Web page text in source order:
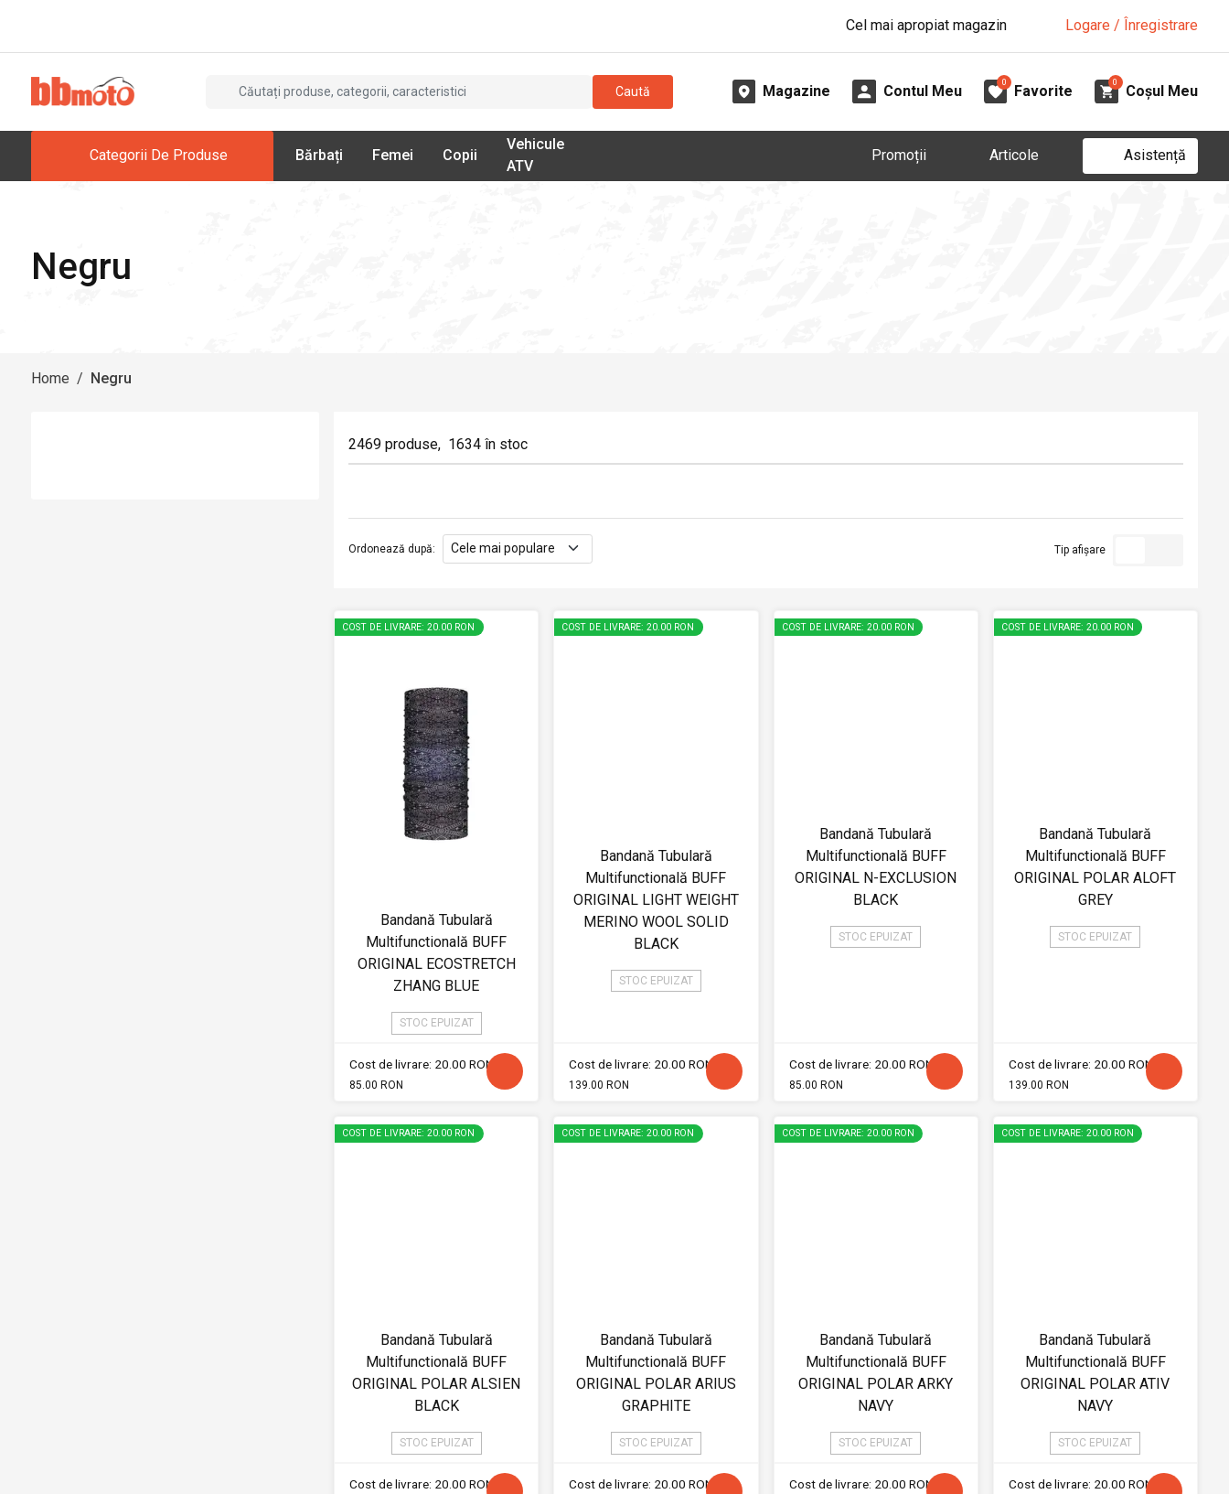
Cel mai apropiat magazin Logare / Înregistrare
Caută Magazine Contul Meu
0
Favorite
0
Coșul Meu
Categorii De Produse Bărbați Femei Copii
Vehicule
ATV
Promoții Articole Asistență
Negru
Home / Negru
2469 produse, 1634 în stoc
Ordonează după: Tip afișare
COST DE LIVRARE: 20.00 RON
Bandană Tubulară
Multifunctională BUFF
ORIGINAL ECOSTRETCH
ZHANG BLUE
STOC EPUIZAT
Cost de livrare: 20.00 RON
85.00 RON
COST DE LIVRARE: 20.00 RON
Bandană Tubulară
Multifunctională BUFF
ORIGINAL LIGHT WEIGHT
MERINO WOOL SOLID
BLACK
STOC EPUIZAT
Cost de livrare: 20.00 RON
139.00 RON
COST DE LIVRARE: 20.00 RON
Bandană Tubulară
Multifunctională BUFF
ORIGINAL N-EXCLUSION
BLACK
STOC EPUIZAT
Cost de livrare: 20.00 RON
85.00 RON
COST DE LIVRARE: 20.00 RON
Bandană Tubulară
Multifunctională BUFF
ORIGINAL POLAR ALOFT
GREY
STOC EPUIZAT
Cost de livrare: 20.00 RON
139.00 RON
COST DE LIVRARE: 20.00 RON
Bandană Tubulară
Multifunctională BUFF
ORIGINAL POLAR ALSIEN
BLACK
STOC EPUIZAT
Cost de livrare: 20.00 RON
COST DE LIVRARE: 20.00 RON
Bandană Tubulară
Multifunctională BUFF
ORIGINAL POLAR ARIUS
GRAPHITE
STOC EPUIZAT
Cost de livrare: 20.00 RON
COST DE LIVRARE: 20.00 RON
Bandană Tubulară
Multifunctională BUFF
ORIGINAL POLAR ARKY
NAVY
STOC EPUIZAT
Cost de livrare: 20.00 RON
COST DE LIVRARE: 20.00 RON
Bandană Tubulară
Multifunctională BUFF
ORIGINAL POLAR ATIV
NAVY
STOC EPUIZAT
Cost de livrare: 20.00 RON